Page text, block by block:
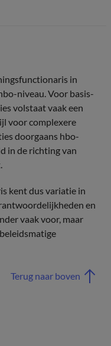
in
niveau. Voor basis-
volstaat vaak een
voor complexere
doorgaans hbo-
in de richting van
kent dus variatie in
en
vaak voor, maar
Terug naar boven